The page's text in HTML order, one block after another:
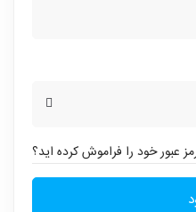
عبور خود را فراموش کرده اید؟